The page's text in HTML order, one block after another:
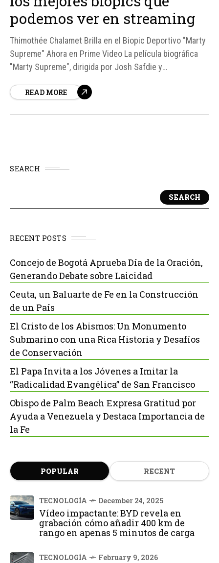
podemos ver en streaming
Thimothée Chalamet Brilla en el Biopic Deportivo "Marty
Supreme" Ahora en Prime Video La película biográfica
"Marty Supreme", dirigida por Josh Safdie y
ser un éxito tanto en taquilla como en streaming. A
READ MORE
SEARCH
SEARCH
RECENT POSTS
Concejo de Bogotá Aprueba Día de la Oración,
Generando Debate sobre Laicidad
Ceuta, un Baluarte de Fe en la Construcción
de un País
El Cristo de los Abismos: Un Monumento
Submarino con una Rica Historia y Desafíos
de Conservación
El Papa Invita a los Jóvenes a Imitar la
“Radicalidad Evangélica” de San Francisco
Obispo de Palm Beach Expresa Gratitud por
Ayuda a Venezuela y Destaca Importancia de
la Fe
POPULAR RECENT
TECNOLOGÍA December 24, 2025
Vídeo impactante: BYD revela en
grabación cómo añadir 400 km de
rango en apenas 5 minutos de carga
TECNOLOGÍA February 9, 2026